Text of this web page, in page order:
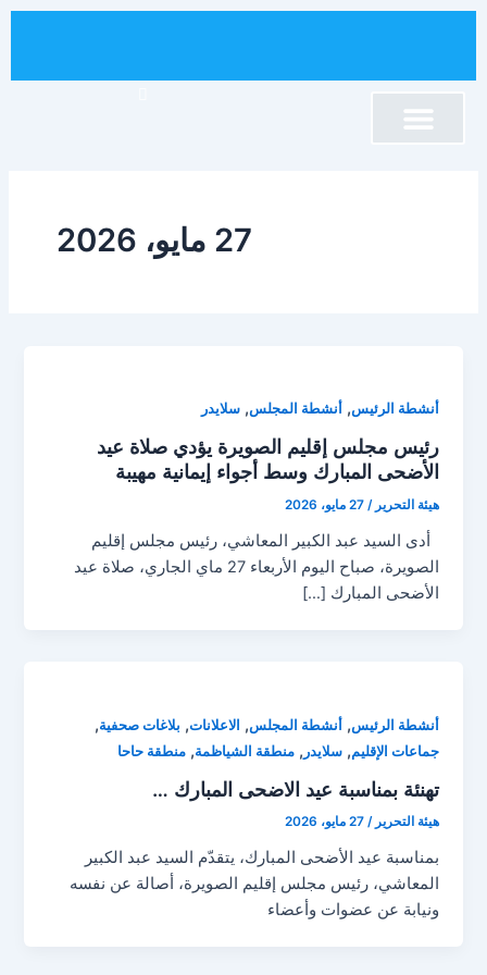
تخطي
27 مايو، 2026
أنشطة الرئيس,أنشطة المجلس,سلايدر
رئيس مجلس إقليم الصويرة يؤدي صلاة عيد
الأضحى المبارك وسط أجواء إيمانية مهيبة
هيئة التحرير/27 مايو، 2026
أدى السيد عبد الكبير المعاشي، رئيس مجلس إقليم
الصويرة، صباح اليوم الأربعاء 27 ماي الجاري، صلاة عيد
الأضحى المبارك […]
أنشطة الرئيس,أنشطة المجلس, الاعلانات, بلاغات صحفية,
جماعات الإقليم,سلايدر ,منطقة الشياظمة,منطقة حاحا
تهنئة بمناسبة عيد الاضحى المبارك …
هيئة التحرير/27 مايو، 2026
بمناسبة عيد الأضحى المبارك، يتقدّم السيد عبد الكبير
المعاشي، رئيس مجلس إقليم الصويرة، أصالة عن نفسه
ونيابة عن عضوات وأعضاء